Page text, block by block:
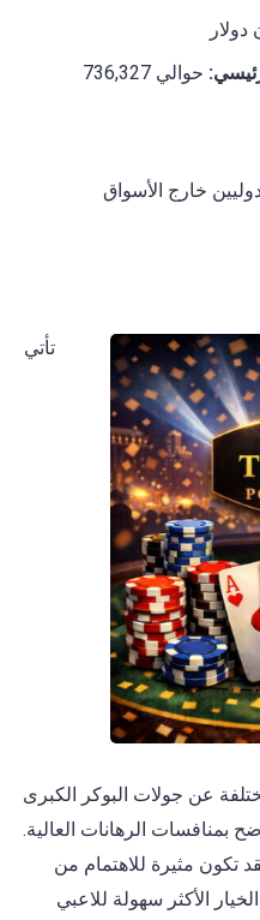
حوالي 736,327
خارج الأسواق
تأتي
عن جولات البوكر الكبرى
بمنافسات الرهانات العالية.
تكون مثيرة للاهتمام من
الأكثر سهولة للاعبي